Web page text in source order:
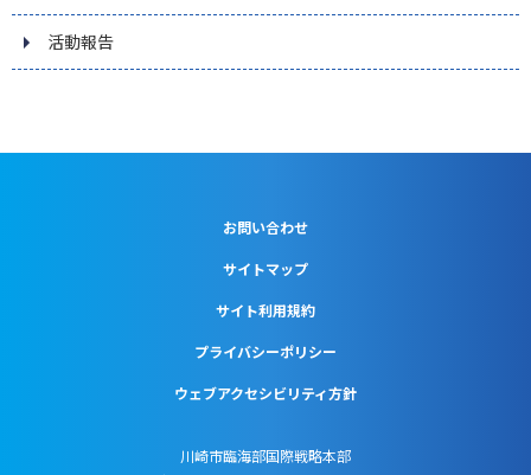
活動報告
お問い合わせ
サイトマップ
サイト利用規約
プライバシーポリシー
ウェブアクセシビリティ方針
川崎市臨海部国際戦略本部